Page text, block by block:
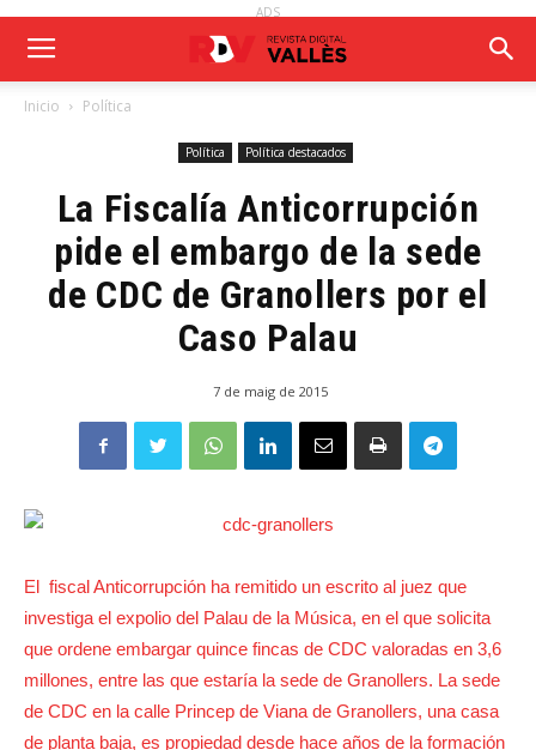
ADS
Inicio Política
Política Política destacados
La Fiscalía Anticorrupción
pide el embargo de la sede
de CDC de Granollers por el
Caso Palau
7 de maig de 2015
El fiscal Anticorrupción ha remitido un escrito al juez que
investiga el expolio del Palau de la Música, en el que solicita
que ordene embargar quince fincas de CDC valoradas en 3,6
millones, entre las que estaría la sede de Granollers. La sede
de CDC en la calle Princep de Viana de Granollers, una casa
de planta baja, es propiedad desde hace años de la formación